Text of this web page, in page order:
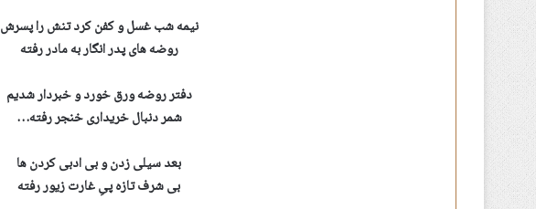
نیمه شب غسل و کفن کرد تنش را پسرش
روضه های پدر انگار به مادر رفته
دفتر روضه ورق خورد و خبردار شدیم
شمر دنبال خریداری خنجر رفته…
بعد سیلی زدن و بی ادبی کردن ها
بی شرف تازه پیِ غارت زیور رفته